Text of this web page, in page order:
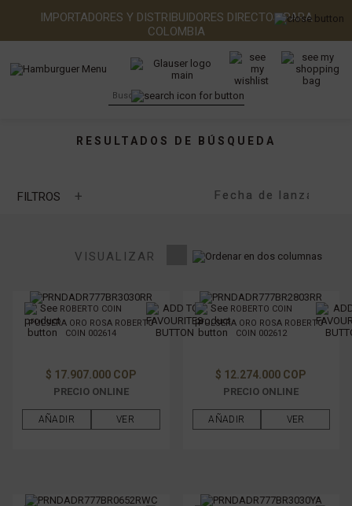
IMPORTADORES Y DISTRIBUIDORES DIRECTOS PARA
COLOMBIA
RESULTADOS DE BÚSQUEDA
FILTROS +
TIPO DE METAL
GÉNERO
FILTRAR POR PRECIO
VISUALIZAR
ROBERTO COIN
PULSERA ORO ROSA ROBERTO
COIN 002614
$ 17.907.000 COP
PRECIO ONLINE
AÑADIR VER
ROBERTO COIN
PULSERA ORO ROSA ROBERTO
COIN 002612
$ 12.274.000 COP
PRECIO ONLINE
AÑADIR VER